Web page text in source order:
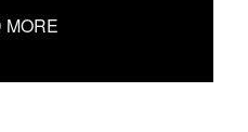
MORE